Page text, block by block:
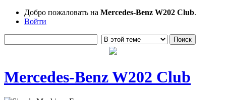
Добро пожаловать на Mercedes-Benz W202 Club.
Войти
Mercedes-Benz W202 Club